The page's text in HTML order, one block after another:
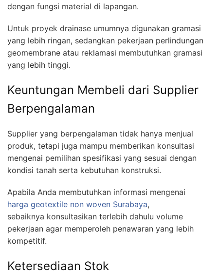
dengan fungsi material di lapangan.
Untuk proyek drainase umumnya digunakan gramasi
yang lebih ringan, sedangkan pekerjaan perlindungan
geomembrane atau reklamasi membutuhkan gramasi
yang lebih tinggi.
Keuntungan Membeli dari Supplier
Berpengalaman
Supplier yang berpengalaman tidak hanya menjual
produk, tetapi juga mampu memberikan konsultasi
mengenai pemilihan spesifikasi yang sesuai dengan
kondisi tanah serta kebutuhan konstruksi.
Apabila Anda membutuhkan informasi mengenai
harga geotextile non woven Surabaya,
sebaiknya konsultasikan terlebih dahulu volume
pekerjaan agar memperoleh penawaran yang lebih
kompetitif.
Ketersediaan Stok